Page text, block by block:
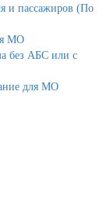
и пассажиров (По
МО
без АБС или с
для МО